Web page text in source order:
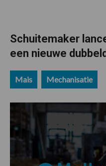
Schuitemaker
een nieuwe
Mais Mechanisatie